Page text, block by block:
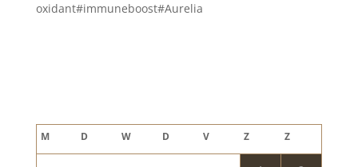
oxidant#immuneboost#Aurelia
M D W D V Z Z